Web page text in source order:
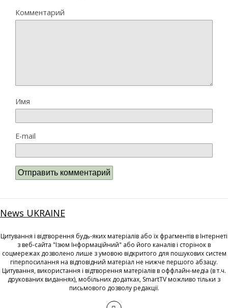
Комментарий
Имя
E-mail
News UKRAINE
Цитування і відтворення будь-яких матеріалів або їх фрагментів в Інтернеті
з веб-сайта "Ізюм Інформаційний" або його каналів і сторінок в
соцмережах дозволено лише з умовою відкритого для пошукових систем
гіперпосилання на відповідний матеріал не нижче першого абзацу.
Цитування, використання і відтворення матеріалів в оффлайн-медіа (в т.ч.
друкованих виданнях), мобільних додатках, SmartTV можливо тільки з
письмового дозволу редакції.